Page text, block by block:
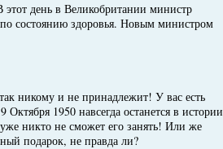
день в Великобритании министр
состоянию здоровья. Новым министром
никому и не принадлежит! У вас есть
Октября 1950 навсегда останется в истории
никто не сможет его занять! Или же
подарок, не правда ли?